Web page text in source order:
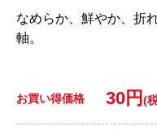
なめらか、鮮やか、折
軸。
お買い得価格 30円 (